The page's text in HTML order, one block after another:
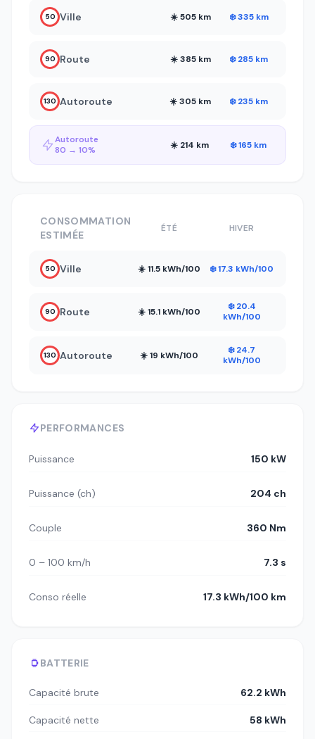
50 Ville ☀️ 505 km ❄️ 335 km
90 Route ☀️ 385 km ❄️ 285 km
130 Autoroute ☀️ 305 km ❄️ 235 km
Autoroute
80 → 10%
☀️ 214 km ❄️ 165 km
PERFORMANCES
Puissance 150 kW
Puissance (ch) 204 ch
Couple 360 Nm
0 – 100 km/h 7.3 s
Conso réelle 17.3 kWh/100 km
BATTERIE
Capacité brute 62.2 kWh
Capacité nette 58 kWh
CONSOMMATION
ESTIMÉE
ÉTÉ HIVER
50 Ville ☀️ 11.5 kWh/100 ❄️ 17.3 kWh/100
90 Route ☀️ 15.1 kWh/100
❄️ 20.4
kWh/100
130 Autoroute ☀️ 19 kWh/100
❄️ 24.7
kWh/100